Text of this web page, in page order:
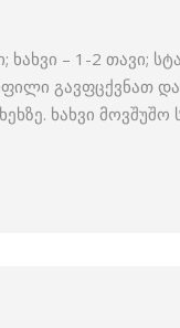
– 1-2 თავი;
გავფცქვნათ
ხახვი